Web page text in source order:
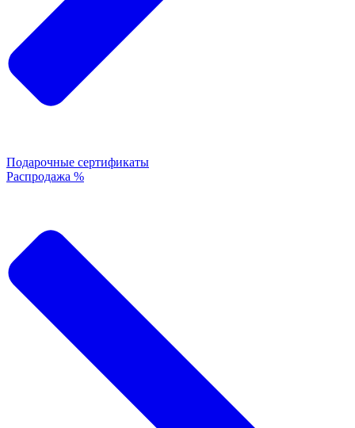
Подарочные сертификаты
Распродажа %